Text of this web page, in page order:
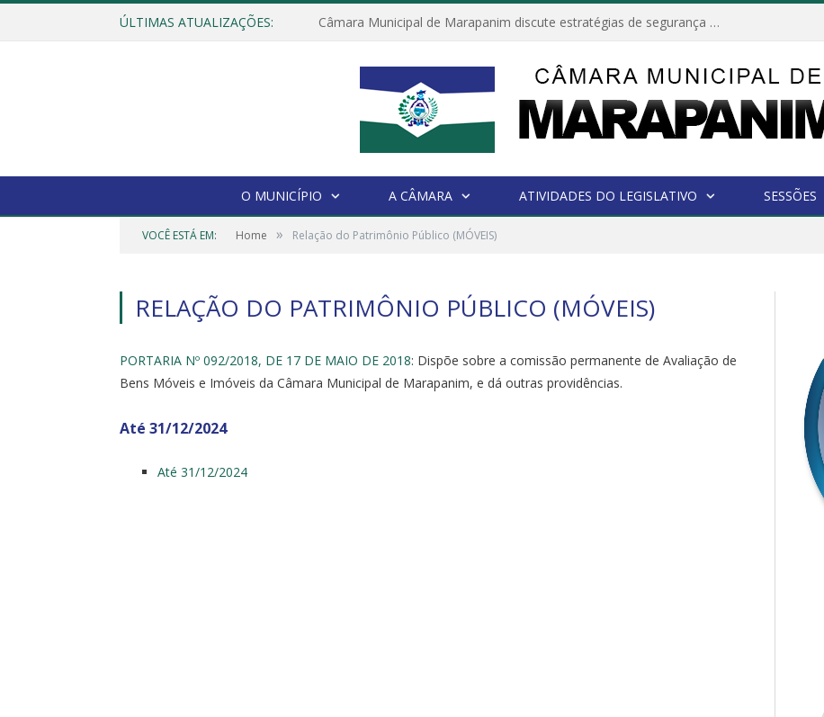
ÚLTIMAS ATUALIZAÇÕES: Câmara Municipal de Marapanim discute estratégias de segurança com autoridades e poder executivo
O MUNICÍPIO A CÂMARA ATIVIDADES DO LEGISLATIVO SESSÕES
VOCÊ ESTÁ EM: Home » Relação do Patrimônio Público (MÓVEIS)
RELAÇÃO DO PATRIMÔNIO PÚBLICO (MÓVEIS)
PORTARIA Nº 092/2018, DE 17 DE MAIO DE 2018: Dispõe sobre a comissão permanente de Avaliação de
Bens Móveis e Imóveis da Câmara Municipal de Marapanim, e dá outras providências.
Até 31/12/2024
Até 31/12/2024